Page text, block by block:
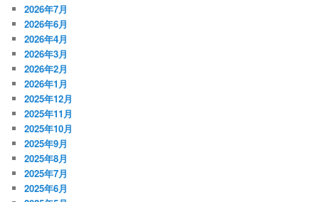
2026年7月
2026年6月
2026年4月
2026年3月
2026年2月
2026年1月
2025年12月
2025年11月
2025年10月
2025年9月
2025年8月
2025年7月
2025年6月